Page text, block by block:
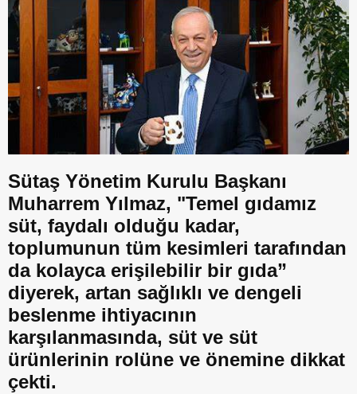
Sütaş Yönetim Kurulu Başkanı
Muharrem Yılmaz, "Temel gıdamız
süt, faydalı olduğu kadar,
toplumunun tüm kesimleri tarafından
da kolayca erişilebilir bir gıda”
diyerek, artan sağlıklı ve dengeli
beslenme ihtiyacının
karşılanmasında, süt ve süt
ürünlerinin rolüne ve önemine dikkat
çekti.